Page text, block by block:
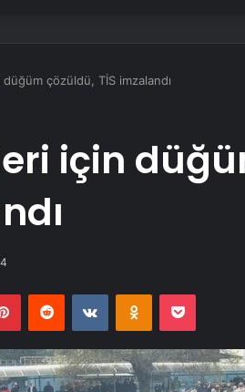
çözüldü, TİS imzalandı
için
PinterestReddit VKontakteOdnoklassniki
Pocket